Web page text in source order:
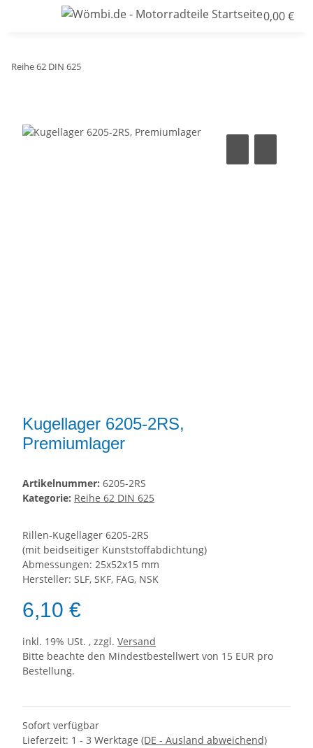
0,00 €
Reihe 62 DIN 625
Kugellager 6205-2RS,
Premiumlager
Artikelnummer: 6205-2RS
Kategorie: Reihe 62 DIN 625
Rillen-Kugellager 6205-2RS
(mit beidseitiger Kunststoffabdichtung)
Abmessungen: 25x52x15 mm
Hersteller: SLF, SKF, FAG, NSK
6,10 €
inkl. 19% USt. , zzgl. Versand
Bitte beachte den Mindestbestellwert von 15 EUR pro
Bestellung.
Sofort verfügbar
Lieferzeit: 1 - 3 Werktage (DE - Ausland abweichend)